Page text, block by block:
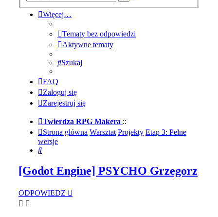
Więcej…
Tematy bez odpowiedzi
Aktywne tematy
Szukaj
FAQ
Zaloguj się
Zarejestruj się
Twierdza RPG Makera ::
Strona główna Warsztat Projekty Etap 3: Pełne
wersje
Szukaj
[Godot Engine] PSYCHO Grzegorz
ODPOWIEDZ